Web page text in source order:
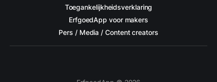
Toegankelijkheidsverklaring
ErfgoedApp voor makers
Pers / Media / Content creators